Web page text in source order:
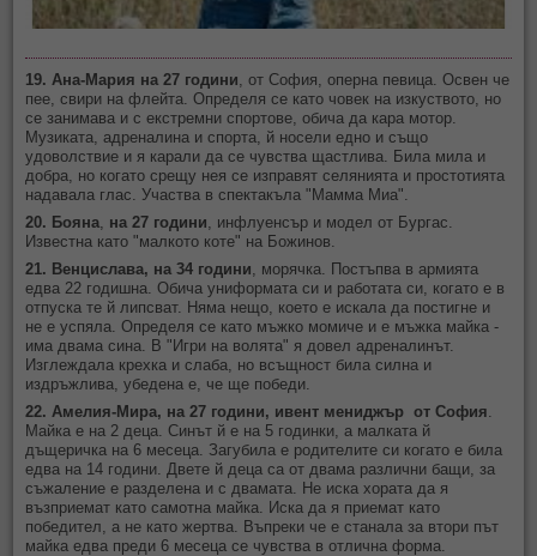
19. Ана-Мария на 27 години , от София, оперна певица. Освен че
пее, свири на флейта. Определя се като човек на изкуството, но
се занимава и с екстремни спортове, обича да кара мотор.
Музиката, адреналина и спорта, й носели едно и също
удоволствие и я карали да се чувства щастлива. Била мила и
добра, но когато срещу нея се изправят селянията и простотията
надавала глас. Участва в спектакъла "Мамма Миа".
20. Бояна на 27 години , инфлуенсър и модел от Бургас.
Известна като "малкото коте" на Божинов.
21. Венцислава, на 34 години , морячка. Постъпва в армията
едва 22 годишна. Обича униформата си и работата си, когато е в
отпуска те й липсват. Няма нещо, което е искала да постигне и
не е успяла. Определя се като мъжко момиче и е мъжка майка -
има двама сина. В "Игри на волята" я довел адреналинът.
Изглеждала крехка и слаба, но всъщност била силна и
издръжлива, убедена е, че ще победи.
22. Амелия-Мира, на 27 години, ивент мениджър от София
Майка е на 2 деца. Синът й е на 5 годинки, а малката й
дъщеричка на 6 месеца. Загубила е родителите си когато е била
едва на 14 години. Двете й деца са от двама различни бащи, за
съжаление е разделена и с двамата. Не иска хората да я
възприемат като самотна майка. Иска да я приемат като
победител, а не като жертва. Въпреки че е станала за втори път
майка едва преди 6 месеца се чувства в отлична форма.